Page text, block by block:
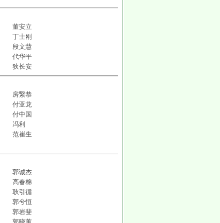
董安立
丁士刚
段文慧
代华平
狄长安
房繄恭
付亚龙
付中国
冯利
范崔生
郭诚杰
高春棉
耿引循
郭兮恒
郭岩斐